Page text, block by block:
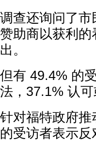
调查还询问了
赞助商以获利
出。
但有 49.4% 的
法，37.1% 认
针对福特政府
的受访者表示